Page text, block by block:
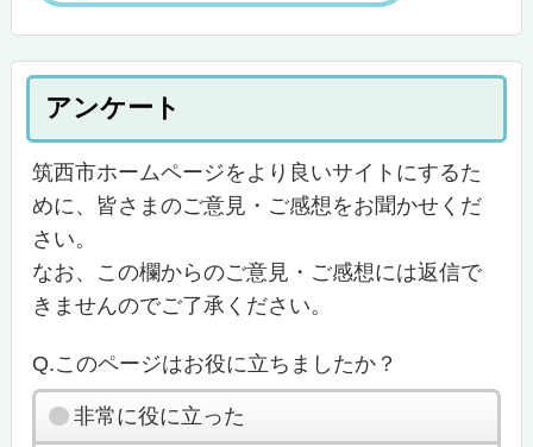
アンケート
筑西市ホームページをより良いサイトにするた
めに、皆さまのご意見・ご感想をお聞かせくだ
さい。
なお、この欄からのご意見・ご感想には返信で
きませんのでご了承ください。
Q.このページはお役に立ちましたか？
非常に役に立った